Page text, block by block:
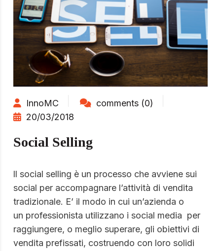
InnoMC
comments (0)
20/03/2018
Social Selling
ll social selling è un processo che avviene sui
social per accompagnare l’attività di vendita
tradizionale. E’ il modo in cui un’azienda o
un professionista utilizzano i social media per
raggiungere, o meglio superare, gli obiettivi di
vendita prefissati, costruendo con loro solidi